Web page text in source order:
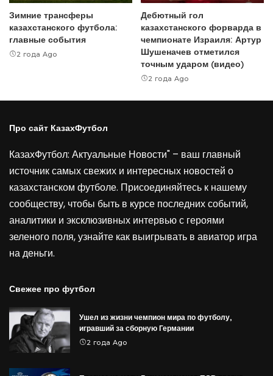
Зимние трансферы
казахстанского футбола:
главные события
2 года Ago
Дебютный гол
казахстанского форварда в
чемпионате Израиля: Артур
Шушеначев отметился
точным ударом (видео)
2 года Ago
Про сайт КазахФутбол
КазахФутбол: Актуальные Новости" – ваш главный
источник самых свежих и интересных новостей о
казахстанском футболе. Присоединяйтесь к нашему
сообществу, чтобы быть в курсе последних событий,
аналитики и эксклюзивных интервью с героями
зеленого поля, узнайте как выигрывать в авиатор игра
на деньги.
Свежее про футбол
Ушел из жизни чемпион мира по футболу,
игравший за сборную Германии
2 года Ago